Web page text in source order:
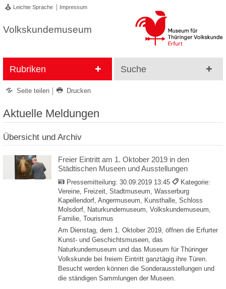
Leichte Sprache Impressum
Volkskundemuseum
Rubriken Suche
Seite teilen Drucken
Aktuelle Meldungen
Übersicht und Archiv
Freier Eintritt am 1. Oktober 2019 in den
Städtischen Museen und Ausstellungen
Pressemitteilung: 30.09.2019 13:45
Kategorie:
Vereine, Freizeit, Stadtmuseum, Wasserburg
Kapellendorf, Angermuseum, Kunsthalle, Schloss
Molsdorf, Naturkundemuseum, Volkskundemuseum,
Familie, Tourismus
Am Dienstag, dem 1. Oktober 2019, öffnen die Erfurter
Kunst- und Geschichtsmuseen, das
Naturkundemuseum und das Museum für Thüringer
Volkskunde bei freiem Eintritt ganztägig ihre Türen.
Besucht werden können die Sonderausstellungen und
die ständigen Sammlungen der Museen.